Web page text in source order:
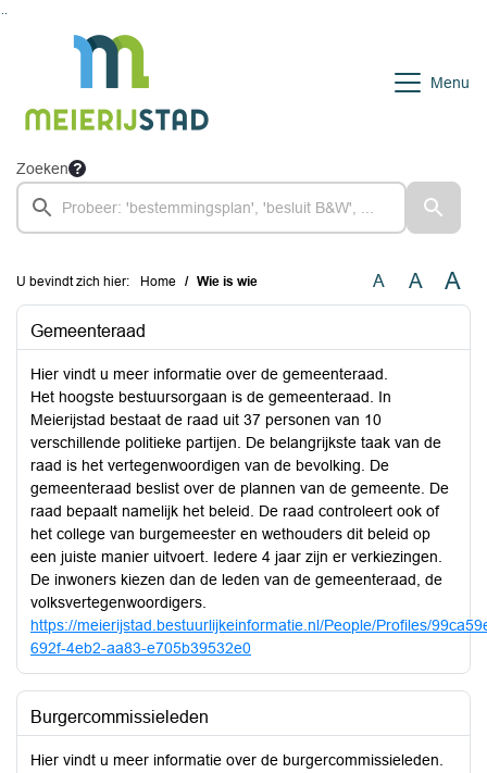
Menu
Zoeken
U bevindt zich hier: Home Wie is wie A A A
Gemeenteraad
Hier vindt u meer informatie over de gemeenteraad.
Het hoogste bestuursorgaan is de gemeenteraad. In
Meierijstad bestaat de raad uit 37 personen van 10
verschillende politieke partijen. De belangrijkste taak van de
raad is het vertegenwoordigen van de bevolking. De
gemeenteraad beslist over de plannen van de gemeente. De
raad bepaalt namelijk het beleid. De raad controleert ook of
het college van burgemeester en wethouders dit beleid op
een juiste manier uitvoert. Iedere 4 jaar zijn er verkiezingen.
De inwoners kiezen dan de leden van de gemeenteraad, de
volksvertegenwoordigers.
https://meierijstad.bestuurlijkeinformatie.nl/People/Profiles/
692f-4eb2-aa83-e705b39532e0
Burgercommissieleden
Hier vindt u meer informatie over de burgercommissieleden.